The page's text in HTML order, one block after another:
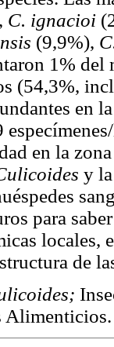
C. ignacioi
(9,9%),
1%
(54,3%,
en
en la
y
para
locales,
de
Alimenticios.